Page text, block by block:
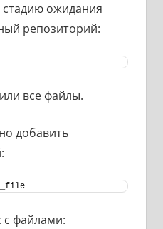
ожидания
репозиторий:
все файлы.
добавить
с файлами: